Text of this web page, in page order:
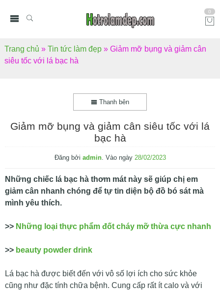
0
Trang chủ » Tin tức làm đẹp » Giảm mỡ bụng và giảm cân
siêu tốc với lá bạc hà
Thanh bên
Giảm mỡ bụng và giảm cân siêu tốc với lá
bạc hà
Đăng bởi admin. Vào ngày 28/02/2023
Những chiếc lá bạc hà thơm mát này sẽ giúp chị em
giảm cân nhanh chóng để tự tin diện bộ đồ bó sát mà
mình yêu thích.
>> Những loại thực phẩm đốt cháy mỡ thừa cực nhanh
>> beauty powder drink
Lá bạc hà được biết đến với vô số lợi ích cho sức khỏe
cũng như đặc tính chữa bệnh. Cung cấp rất ít calo và với